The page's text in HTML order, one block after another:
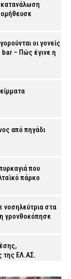
κατανάλωση
οι γονείς
bar – Πώς έγινε η
από πηγάδι
που
πάρκο
νοσηλεύτρια στα
γρονθοκόπησε
της ΕΛ.ΑΣ.